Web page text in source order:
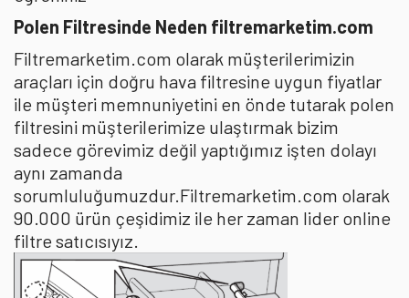
Polen Filtresinde Neden filtremarketim.com
Filtremarketim.com olarak müşterilerimizin
araçları için doğru hava filtresine uygun fiyatlar
ile müşteri memnuniyetini en önde tutarak polen
filtresini müşterilerimize ulaştırmak bizim
sadece görevimiz değil yaptığımız işten dolayı
aynı zamanda
sorumluluğumuzdur.Filtremarketim.com olarak
90.000 ürün çeşidimiz ile her zaman lider online
filtre satıcısıyız.